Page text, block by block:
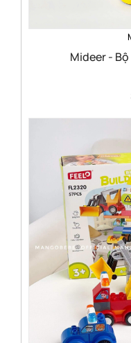
Mideer -